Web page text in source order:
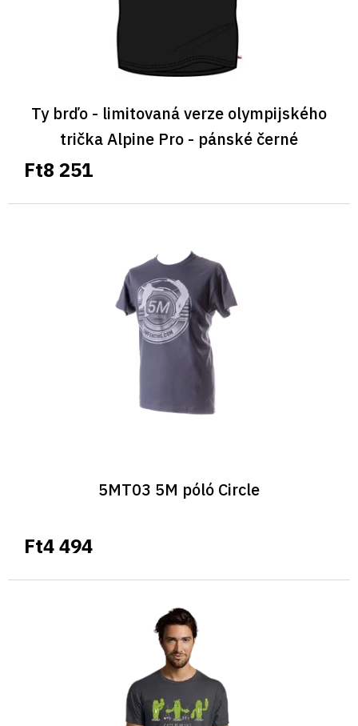
Ty brďo - limitovaná verze olympijského
trička Alpine Pro - pánské černé
Ft8 251
5MT03 5M póló Circle
Ft4 494